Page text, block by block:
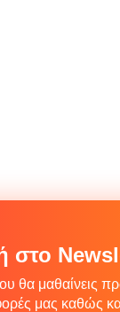
στο
θα μαθαίνεις
μας καθώς